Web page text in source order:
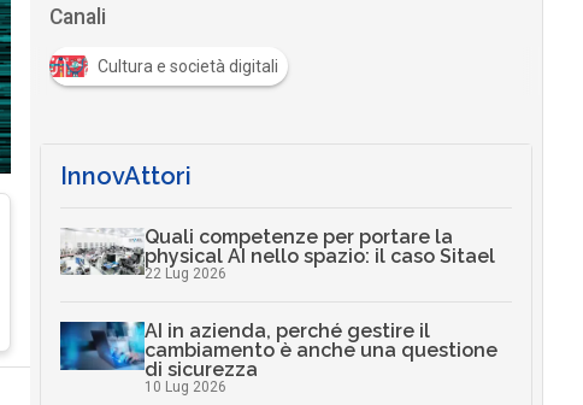
Canali
Cultura e società digitali
InnovAttori
Quali competenze per portare la
physical AI nello spazio: il caso Sitael
22 Lug 2026
AI in azienda, perché gestire il
cambiamento è anche una questione
di sicurezza
10 Lug 2026